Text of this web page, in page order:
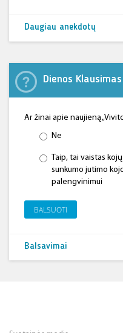
Daugiau anekdotų
Dienos Klausimas
Ar žinai apie naujieną
Ne
Taip, tai vaistas
sunkumo jutimo
palengvinimui
BALSUOTI
Balsavimai